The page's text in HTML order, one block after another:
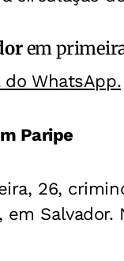
em
WhatsApp.
Paripe
26,
, em Salvador.